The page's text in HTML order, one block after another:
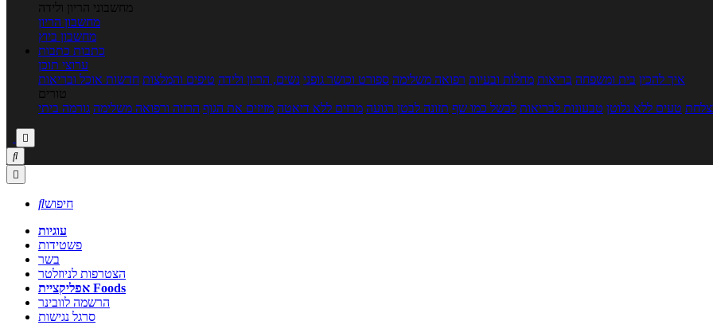
מחשבוני הריון ולידה
מחשבון הריון
מחשבון ביוץ
כתבות כתבות
ערוצי תוכן
איך להכין בית ומשפחה בריאות מחלות ובעיות רפואה משלימה ספורט וכושר גופני נשים, הריון ולידה טיפים והמלצות חדשות אוכל ובריאות
טורים
טעים ללא גלוטן טבעונות לבריאות לבשל כמו שף תזונה לבטן רגועה מרזים ללא דיאטה מזיזים את הגוף הרזיה ורפואה משלימה גורמה ביתי



חיפוש
עוגיות
פשטידות
בשר
הצטרפות לניוזלטר
אפליקציית Foods
הרשמה לוובינר
סרגל נגישות